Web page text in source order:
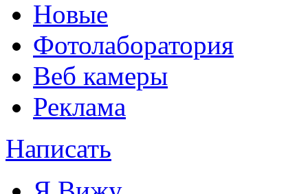
Новые
Фотолаборатория
Веб камеры
Реклама
Написать